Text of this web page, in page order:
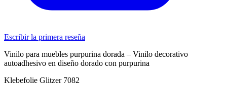
Escribir la primera reseña
Vinilo para muebles purpurina dorada – Vinilo decorativo
autoadhesivo en diseño dorado con purpurina
Klebefolie Glitzer 7082